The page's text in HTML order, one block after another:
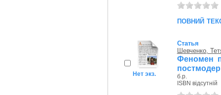
повний
Нет экз.
Статья
Шевченко,
Феномен
б.р.
ISBN відсутній